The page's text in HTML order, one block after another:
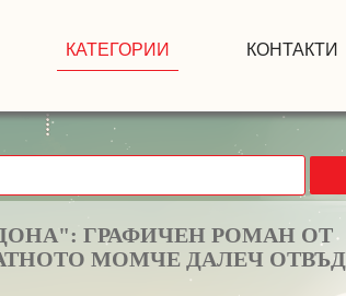
КАТЕГОРИИ КОНТАКТИ
ГРАФИЧЕН РОМАН ОТ
МОМЧЕ ДАЛЕЧ ОТВЪД